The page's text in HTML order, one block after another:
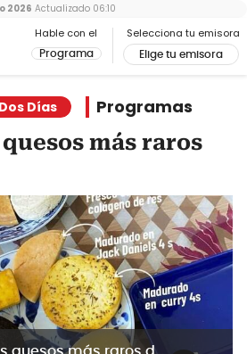
Hable con el
Programa
Selecciona tu emisora
Elige tu emisora
2026 Actualizado 06:10
Días Programas
más raros